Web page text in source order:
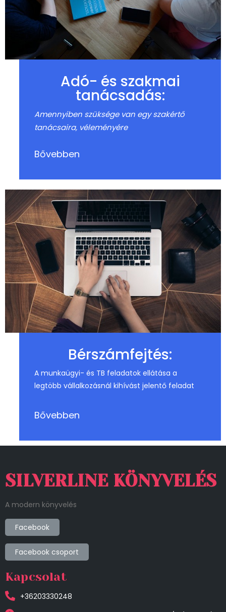
Adó- és szakmai
tanácsadás:
Amennyiben szüksége van egy szakértő
tanácsaira, véleményére
Bővebben
Bérszámfejtés:
A munkaügyi- és TB feladatok ellátása a
legtöbb vállalkozásnál kihívást jelentő feladat
Bővebben
SILVERLINE KÖNYVELÉS
A modern könyvelés
Facebook
Facebook csoport
Kapcsolat
+36203330248